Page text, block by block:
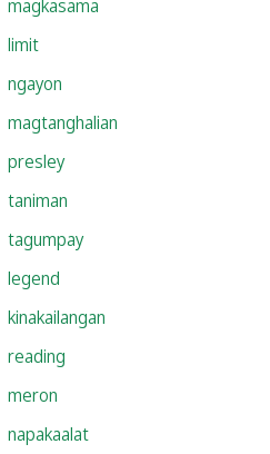
magkasama
limit
ngayon
magtanghalian
presley
taniman
tagumpay
legend
kinakailangan
reading
meron
napakaalat